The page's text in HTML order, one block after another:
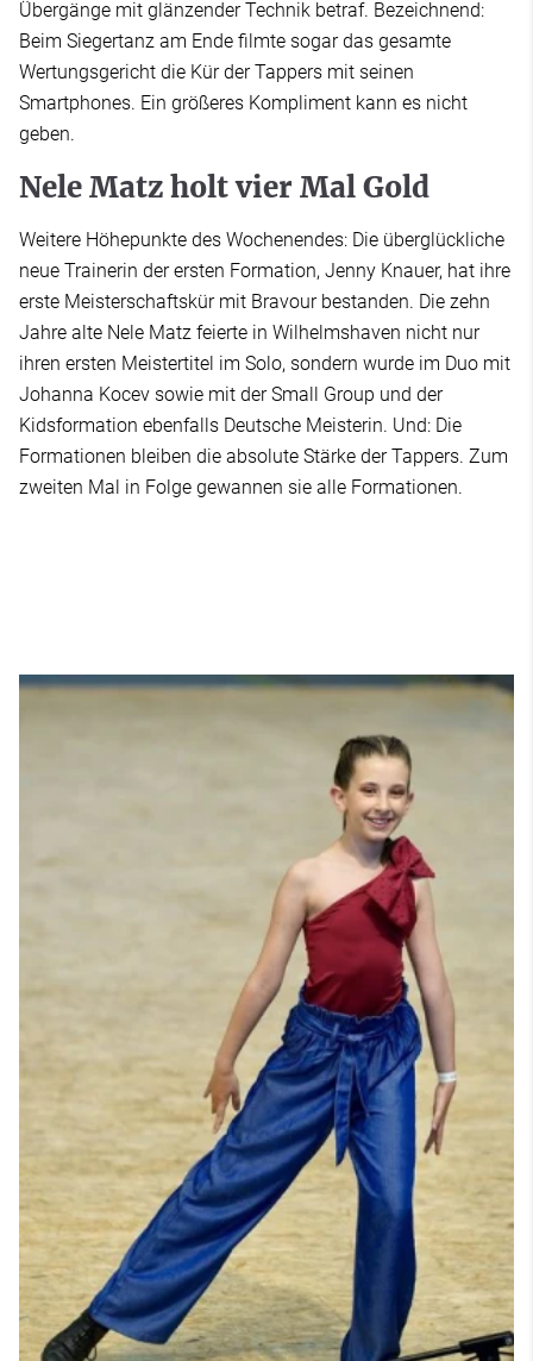
Übergänge mit glänzender Technik betraf. Bezeichnend:
Beim Siegertanz am Ende filmte sogar das gesamte
Wertungsgericht die Kür der Tappers mit seinen
Smartphones. Ein größeres Kompliment kann es nicht
geben.
Nele Matz holt vier Mal Gold
Weitere Höhepunkte des Wochenendes: Die überglückliche
neue Trainerin der ersten Formation, Jenny Knauer, hat ihre
erste Meisterschaftskür mit Bravour bestanden. Die zehn
Jahre alte Nele Matz feierte in Wilhelmshaven nicht nur
ihren ersten Meistertitel im Solo, sondern wurde im Duo mit
Johanna Kocev sowie mit der Small Group und der
Kidsformation ebenfalls Deutsche Meisterin. Und: Die
Formationen bleiben die absolute Stärke der Tappers. Zum
zweiten Mal in Folge gewannen sie alle Formationen.